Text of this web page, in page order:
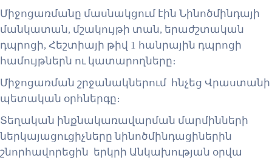
Միջոցառմանը մասնակցում էին Նինոծմինդայի
մանկատան, մշակույթի տան, երաժշտական ​​
դպրոցի, Հեշտիայի թիվ 1 հանրային դպրոցի
համույթներն ու կատարողները։
Միջոցառման շրջանակներում հնչեց Վրաստանի
պետական ​​օրհներգը։
Տեղական ինքնակառավարման մարմինների
ներկայացուցիչները նինոծմինդացիներին
շնորհավորեցին երկրի Անկախության օրվա